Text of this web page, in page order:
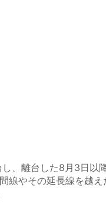
、離台した8月3日以
線やその延長線を越え